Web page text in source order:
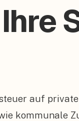
auf
kommunale